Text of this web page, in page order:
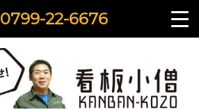
0799-22-6676